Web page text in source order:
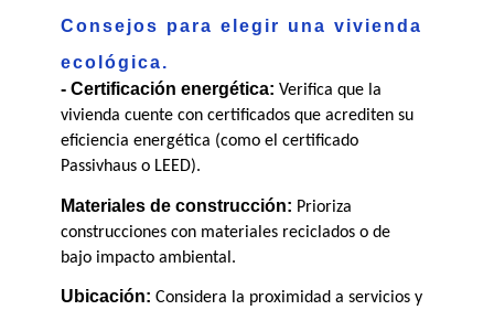
Consejos para elegir una vivienda
ecológica.
- Certificación energética: Verifica que la
vivienda cuente con certificados que acrediten su
eficiencia energética (como el certificado
Passivhaus o LEED).
Materiales de construcción: Prioriza
construcciones con materiales reciclados o de
bajo impacto ambiental.
Ubicación: Considera la proximidad a servicios y